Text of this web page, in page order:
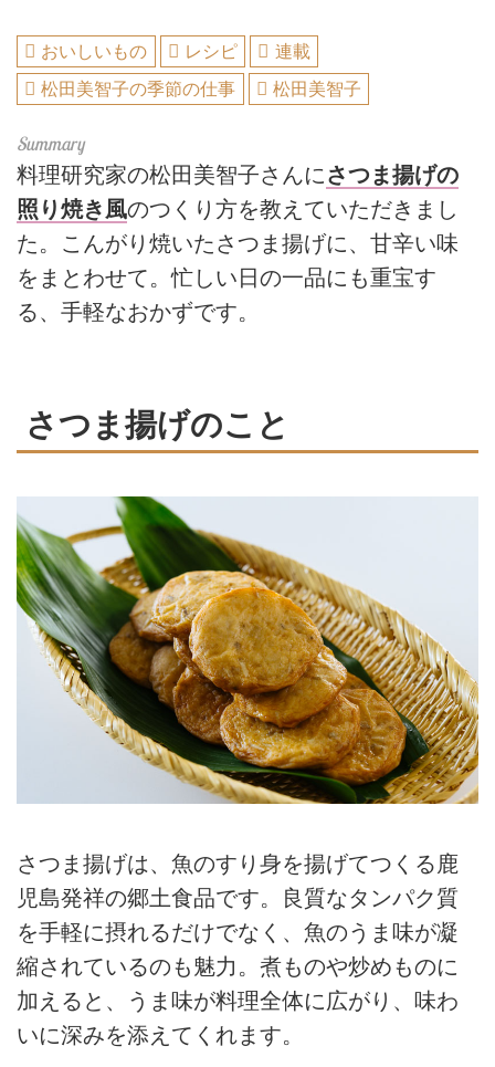
おいしいもの レシピ
連載
松田美智子の季節の仕事
松田美智子
料理研究家の松田美智子さんにさつま揚げの
照り焼き風のつくり方を教えていただきまし
た。こんがり焼いたさつま揚げに、甘辛い味
をまとわせて。忙しい日の一品にも重宝す
る、手軽なおかずです。
さつま揚げのこと
さつま揚げは、魚のすり身を揚げてつくる鹿
児島発祥の郷土食品です。良質なタンパク質
を手軽に摂れるだけでなく、魚のうま味が凝
縮されているのも魅力。煮ものや炒めものに
加えると、うま味が料理全体に広がり、味わ
いに深みを添えてくれます。